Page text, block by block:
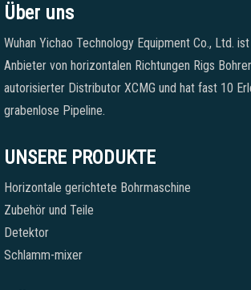
Über uns
Wuhan Yichao Technology Equipment Co., Ltd.
Anbieter von horizontalen Richtungen Rigs
autorisierter Distributor XCMG und hat fast 10
grabenlose Pipeline.
UNSERE PRODUKTE
Horizontale gerichtete Bohrmaschine
Zubehör und Teile
Detektor
Schlamm-mixer